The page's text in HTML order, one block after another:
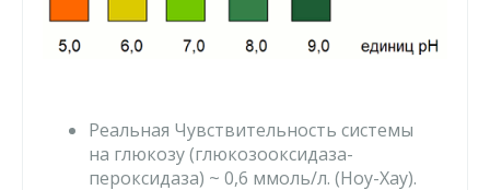
Реальная Чувствительность системы
на глюкозу (глюкозооксидаза-
пероксидаза) ~ 0,6 ммоль/л. (Ноу-Хау).